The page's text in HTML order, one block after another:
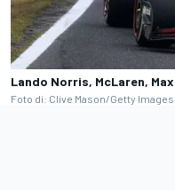
Lando Norris, McLaren,
Foto di: Clive Mason/Getty Images